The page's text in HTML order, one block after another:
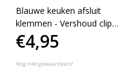
Blauwe keuken afsluit
klemmen - Vershoud clip
met magneet - Set van 20 -
8 cm
€4,95
Nog niet gewaardeerd